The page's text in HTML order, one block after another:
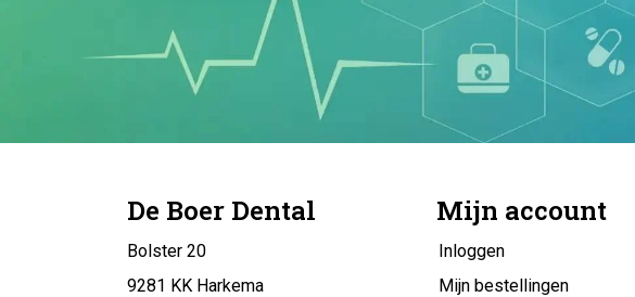
De Boer Dental
Bolster 20
9281 KK Harkema
Mijn account
Inloggen
Mijn bestellingen